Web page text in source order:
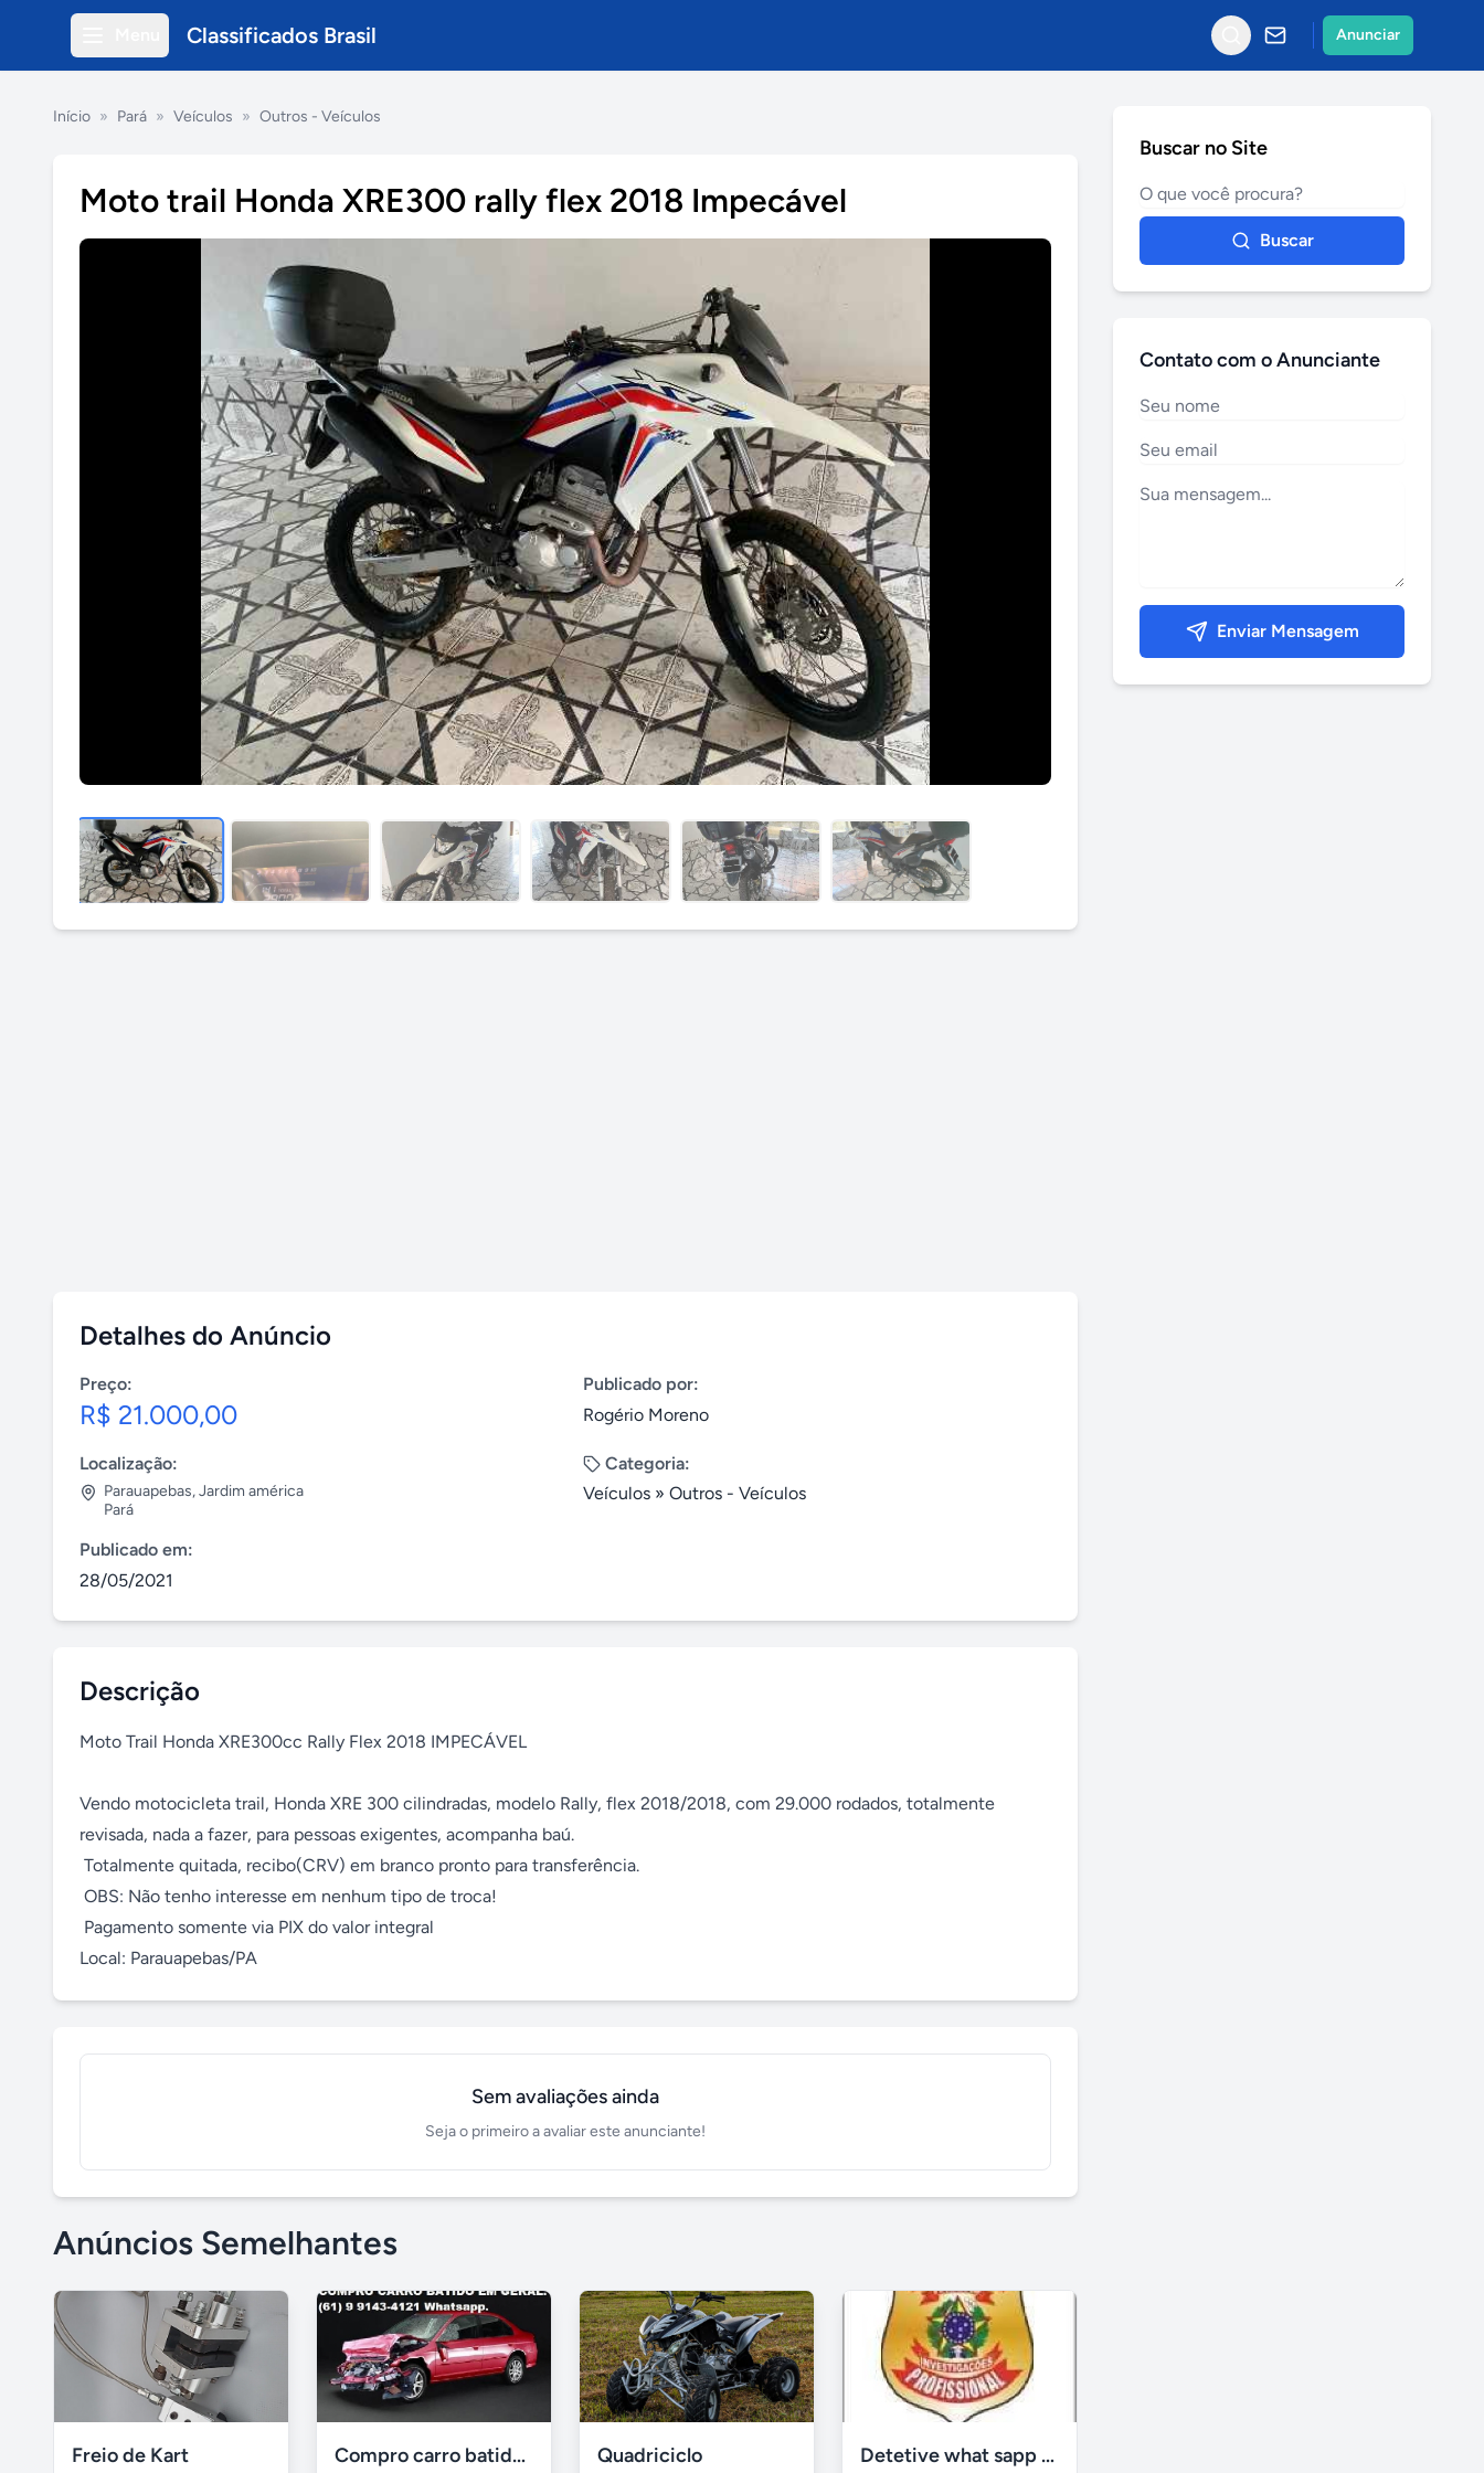
Classificados Brasil Anunciar
Início » Pará » Veículos » Outros - Veículos
Moto trail Honda XRE300 rally flex 2018 Impecável
Detalhes do Anúncio
Preço:
R$ 21.000,00
Publicado por:
Rogério Moreno
Localização:
Parauapebas,Jardim américa
Pará
Categoria:
Veículos » Outros - Veículos
Publicado em:
28/05/2021
Descrição
Moto Trail Honda XRE300cc Rally Flex 2018 IMPECÁVEL
Vendo motocicleta trail, Honda XRE 300 cilindradas, modelo Rally, flex 2018/2018, com 29.000 rodados, totalmente
revisada, nada a fazer, para pessoas exigentes, acompanha baú.
Local: Parauapebas/PA
Sem avaliações ainda
Seja o primeiro a avaliar este anunciante!
Anúncios Semelhantes
Freio de Kart Compro carro batido em brasília Quadriciclo Detetive what sapp Localização Veiculos
Buscar no Site
Buscar
Contato com o Anunciante
Enviar Mensagem